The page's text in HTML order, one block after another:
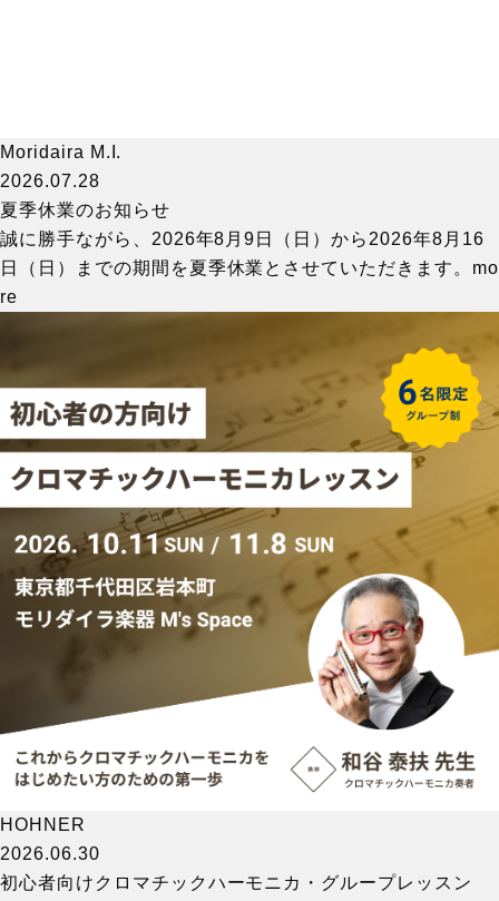
Moridaira M.I.
2026.07.28
夏季休業のお知らせ
誠に勝手ながら、2026年8月9日（日）から2026年8月16
日（日）までの期間を夏季休業とさせていただきます。 mo
re
HOHNER
2026.06.30
初心者向けクロマチックハーモニカ・グループレッスン